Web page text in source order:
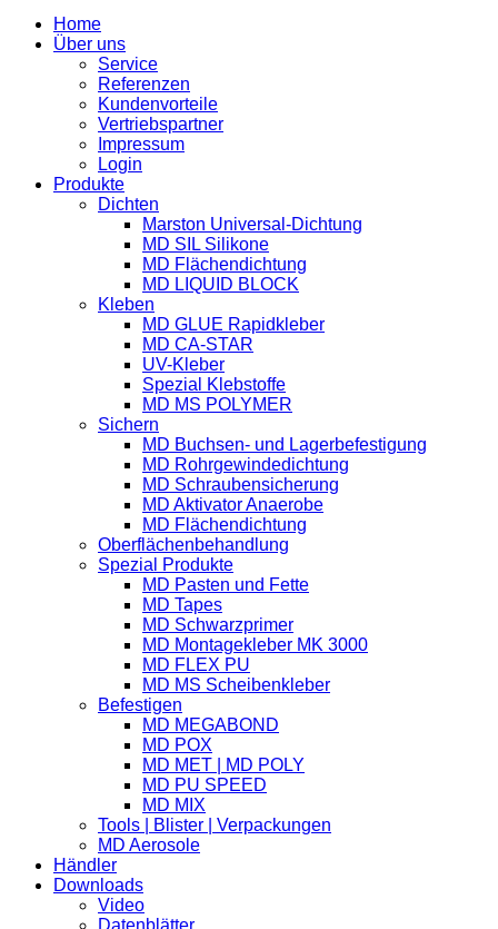
Home
Über uns
Service
Referenzen
Kundenvorteile
Vertriebspartner
Impressum
Login
Produkte
Dichten
Marston Universal-Dichtung
MD SIL Silikone
MD Flächendichtung
MD LIQUID BLOCK
Kleben
MD GLUE Rapidkleber
MD CA-STAR
UV-Kleber
Spezial Klebstoffe
MD MS POLYMER
Sichern
MD Buchsen- und Lagerbefestigung
MD Rohrgewindedichtung
MD Schraubensicherung
MD Aktivator Anaerobe
MD Flächendichtung
Oberflächenbehandlung
Spezial Produkte
MD Pasten und Fette
MD Tapes
MD Schwarzprimer
MD Montagekleber MK 3000
MD FLEX PU
MD MS Scheibenkleber
Befestigen
MD MEGABOND
MD POX
MD MET | MD POLY
MD PU SPEED
MD MIX
Tools | Blister | Verpackungen
MD Aerosole
Händler
Downloads
Video
Datenblätter